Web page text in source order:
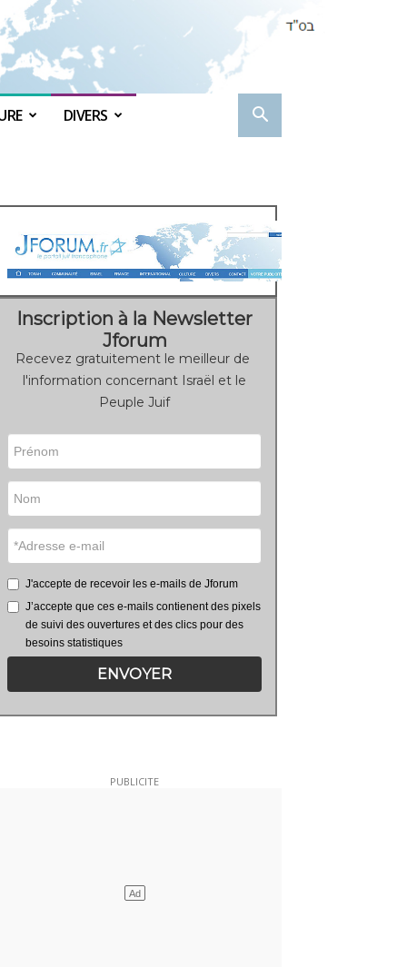
DIVERS
Inscription à la Newsletter
Jforum
Recevez gratuitement le meilleur de
l'information concernant Israël et le
Peuple Juif
J'accepte de recevoir les e-mails de Jforum
J’accepte que ces e-mails contienent des pixels
de suivi des ouvertures et des clics pour des
besoins statistiques
ENVOYER